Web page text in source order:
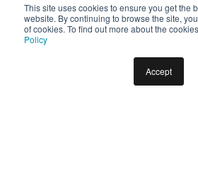
This site uses cookies to ensure you get the
website. By continuing to browse the site,
of cookies. To find out more about the
Policy
Accept